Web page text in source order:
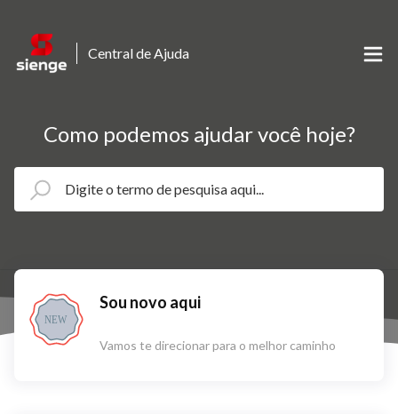
Central de Ajuda
Como podemos ajudar você hoje?
NEW
Sou novo aqui
Vamos te direcionar para o melhor caminho